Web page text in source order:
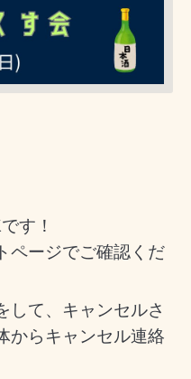
す！
ページでご確認くだ
て、キャンセルさ
からキャンセル連絡